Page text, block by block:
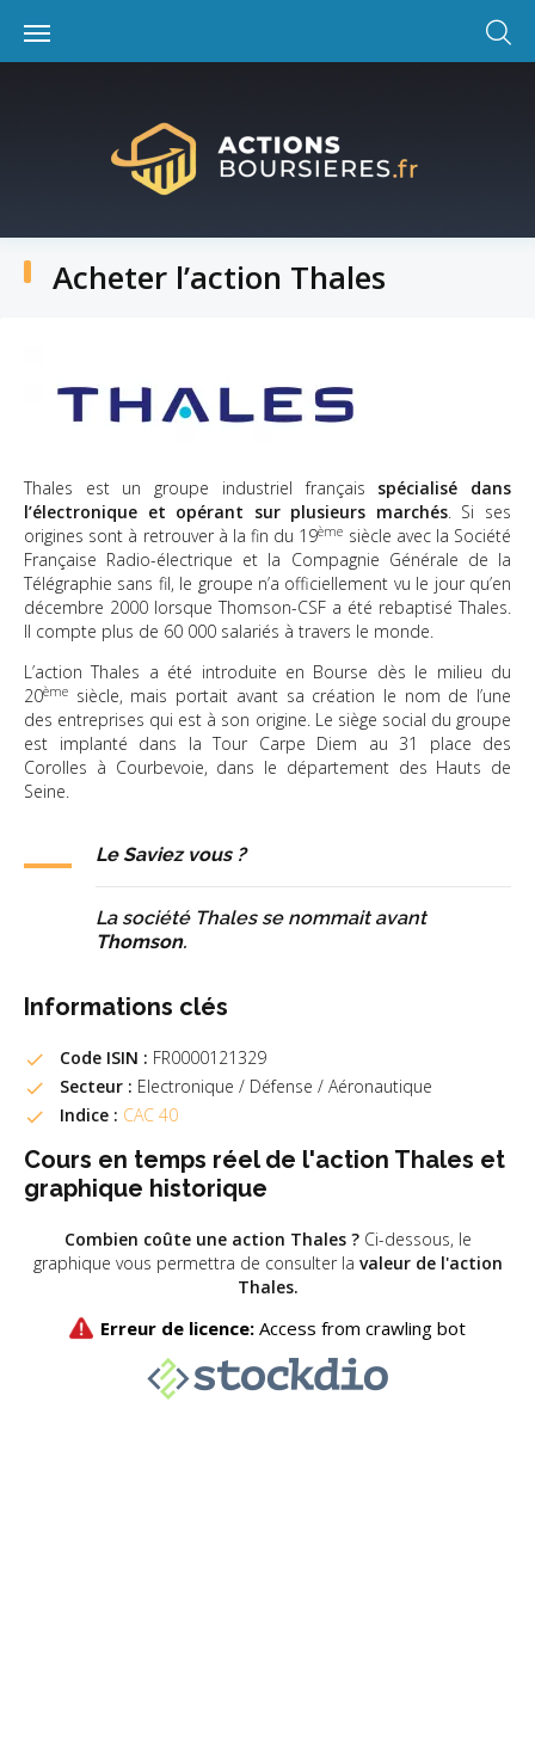
content
Acheter l’action Thales
Thales est un groupe industriel français spécialisé dans
l’électronique et opérant sur plusieurs marchés. Si ses
origines sont à retrouver à la fin du 19ème siècle avec la Société
Française Radio-électrique et la Compagnie Générale de la
Télégraphie sans fil, le groupe n’a officiellement vu le jour qu’en
décembre 2000 lorsque Thomson-CSF a été rebaptisé Thales.
Il compte plus de 60 000 salariés à travers le monde.
L’action Thales a été introduite en Bourse dès le milieu du
20ème siècle, mais portait avant sa création le nom de l’une
des entreprises qui est à son origine. Le siège social du groupe
est implanté dans la Tour Carpe Diem au 31 place des
Corolles à Courbevoie, dans le département des Hauts de
Seine.
Le Saviez vous ?
La société Thales se nommait avant
Thomson.
Informations clés
Code ISIN : FR0000121329
Secteur : Electronique / Défense / Aéronautique
Indice : CAC 40
Cours en temps réel de l'action Thales et
graphique historique
Combien coûte une action Thales ?Ci-dessous, le
graphique vous permettra de consulter la valeur de l'action
Thales.